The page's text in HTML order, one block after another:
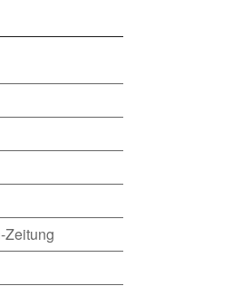
Zeitung